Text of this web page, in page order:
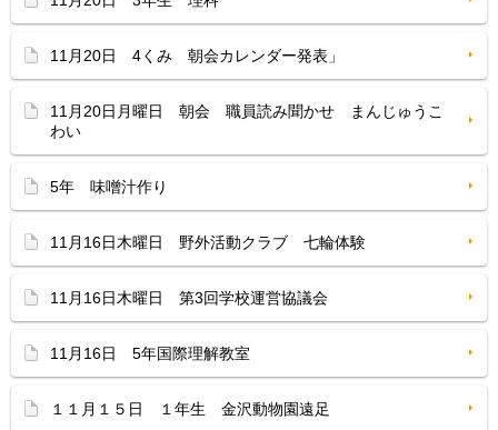
11月20日 4くみ 朝会カレンダー発表」
11月20日月曜日 朝会 職員読み聞かせ まんじゅうこ
わい
5年 味噌汁作り
11月16日木曜日 野外活動クラブ 七輪体験
11月16日木曜日 第3回学校運営協議会
11月16日 5年国際理解教室
１１月１５日 １年生 金沢動物園遠足